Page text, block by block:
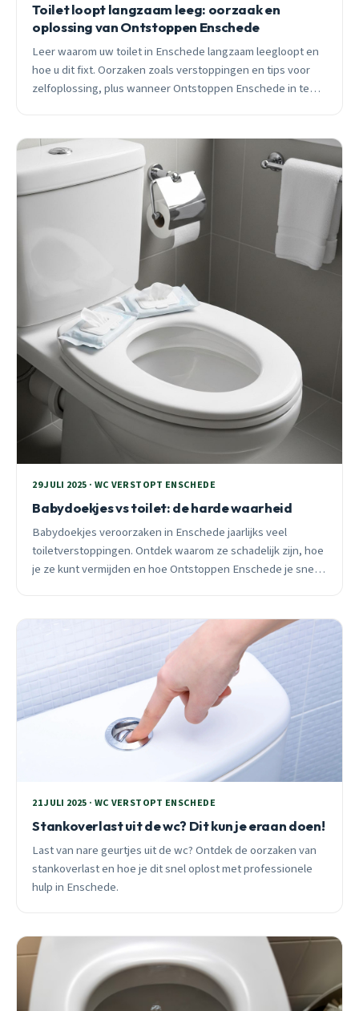
Toilet loopt langzaam leeg: oorzaak en
oplossing van Ontstoppen Enschede
Leer waarom uw toilet in Enschede langzaam leegloopt en
hoe u dit fixt. Oorzaken zoals verstoppingen en tips voor
zelfoplossing, plus wanneer Ontstoppen Enschede in te
29 JULI 2025 · WC VERSTOPT ENSCHEDE
Babydoekjes vs toilet: de harde waarheid
Babydoekjes veroorzaken in Enschede jaarlijks veel
toiletverstoppingen. Ontdek waarom ze schadelijk zijn, hoe
je ze kunt vermijden en hoe Ontstoppen Enschede je snel
21 JULI 2025 · WC VERSTOPT ENSCHEDE
Stankoverlast uit de wc? Dit kun je eraan doen!
Last van nare geurtjes uit de wc? Ontdek de oorzaken van
stankoverlast en hoe je dit snel oplost met professionele
hulp in Enschede.